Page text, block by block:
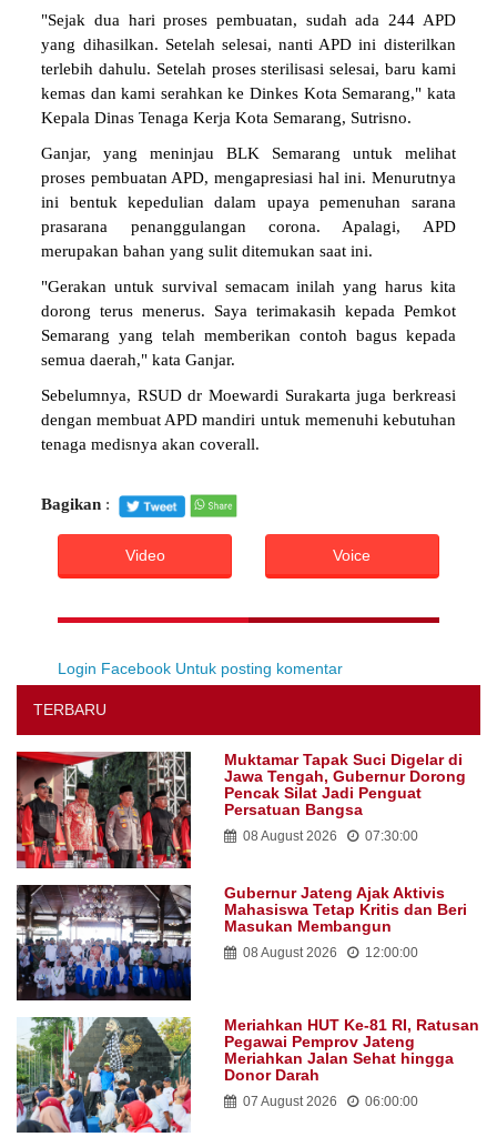
"Sejak dua hari proses pembuatan, sudah ada 244 APD
yang dihasilkan. Setelah selesai, nanti APD ini disterilkan
terlebih dahulu. Setelah proses sterilisasi selesai, baru kami
kemas dan kami serahkan ke Dinkes Kota Semarang," kata
Kepala Dinas Tenaga Kerja Kota Semarang, Sutrisno.
Ganjar, yang meninjau BLK Semarang untuk melihat
proses pembuatan APD, mengapresiasi hal ini. Menurutnya
ini bentuk kepedulian dalam upaya pemenuhan sarana
prasarana penanggulangan corona. Apalagi, APD
merupakan bahan yang sulit ditemukan saat ini.
"Gerakan untuk survival semacam inilah yang harus kita
dorong terus menerus. Saya terimakasih kepada Pemkot
Semarang yang telah memberikan contoh bagus kepada
semua daerah," kata Ganjar.
Sebelumnya, RSUD dr Moewardi Surakarta juga berkreasi
dengan membuat APD mandiri untuk memenuhi kebutuhan
tenaga medisnya akan coverall.
Bagikan :
Video Voice
Login Facebook Untuk posting komentar
TERBARU
Muktamar Tapak Suci Digelar di
Jawa Tengah, Gubernur Dorong
Pencak Silat Jadi Penguat
Persatuan Bangsa
08 August 2026 07:30:00
Gubernur Jateng Ajak Aktivis
Mahasiswa Tetap Kritis dan Beri
Masukan Membangun
08 August 2026 12:00:00
Meriahkan HUT Ke-81 RI, Ratusan
Pegawai Pemprov Jateng
Meriahkan Jalan Sehat hingga
Donor Darah
07 August 2026 06:00:00